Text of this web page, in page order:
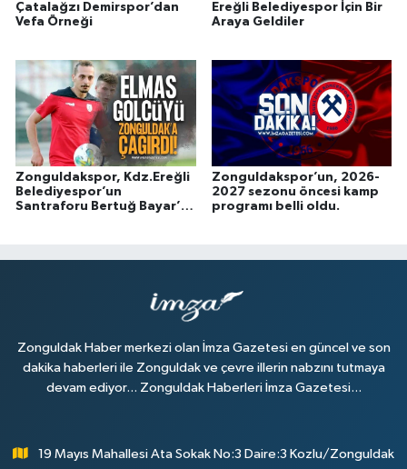
Çatalağzı Demirspor’dan
Vefa Örneği
Ereğli Belediyespor İçin Bir
Araya Geldiler
Zonguldakspor, Kdz.Ereğli
Belediyespor’un
Santraforu Bertuğ Bayar’ı
Zonguldakspor’un, 2026-
2027 sezonu öncesi kamp
programı belli oldu.
Zonguldak Haber merkezi olan İmza Gazetesi en güncel ve son
dakika haberleri ile Zonguldak ve çevre illerin nabzını tutmaya
devam ediyor... Zonguldak Haberleri İmza Gazetesi...
19 Mayıs Mahallesi Ata Sokak No:3 Daire:3 Kozlu/Zonguldak